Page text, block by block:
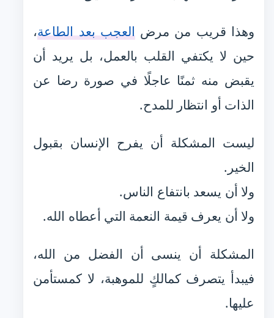
وهذا قريب من مرضالعجب بعد الطاعة،
حين لا يكتفي القلب بالعمل، بل يريد أن
يقبض منه ثمنًا عاجلًا في صورة رضا عن
الذات أو انتظار للمدح.
ليست المشكلة أن يفرح الإنسان بقبول
الخير.
ولا أن يسعد بانتفاع الناس.
ولا أن يعرف قيمة النعمة التي أعطاه الله.
المشكلة أن ينسى أن الفضل من الله،
فيبدأ يتصرف كمالكٍ للموهبة، لا كمستأمن
عليها.